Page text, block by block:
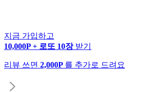
지금 가입하고
10,000P + 로또 10장 받기
리뷰 쓰면 2,000P 를 추가로 드려요